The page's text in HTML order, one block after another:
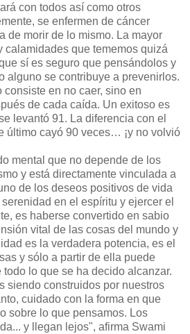
con todos así como otros
se enfermen de cáncer
de morir de lo mismo. La mayor
calamidades que tememos quizá
sí es seguro que pensándolos y
alguno se contribuye a prevenirlos.
consiste en no caer, sino en
de cada caída. Un exitoso es
levantó 91. La diferencia con el
último cayó 90 veces… ¡y no volvió
mental que no depende de los
y está directamente vinculada a
de los deseos positivos de vida
en el espíritu y ejercer el
es haberse convertido en sabio
vital de las cosas del mundo y
es la verdadera potencia, es el
y sólo a partir de ella puede
lo que se ha decido alcanzar.
siendo construidos por nuestros
cuidado con la forma en que
sobre lo que pensamos. Los
y llegan lejos", afirma Swami